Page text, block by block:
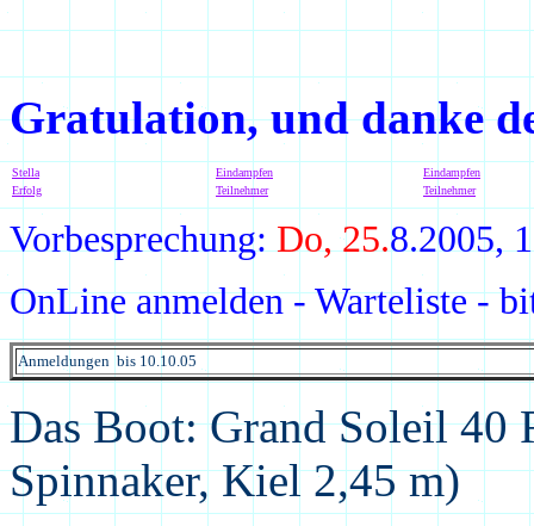
Gratulation, und danke
Stella Eindampfen
Eindampfen
Erfolg
Teilnehmer Teilnehmer
Vorbesprechung:Do, 25.8.2005,
OnLine anmelden - Warteliste -
Anmeldungen bis 10.10.05
Das Boot: Grand Soleil 40
Spinnaker, Kiel 2,45 m)